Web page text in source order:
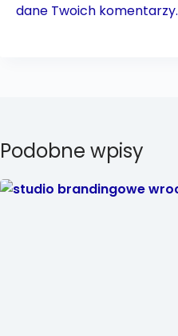
dane Twoich komentarzy.
Podobne wpisy